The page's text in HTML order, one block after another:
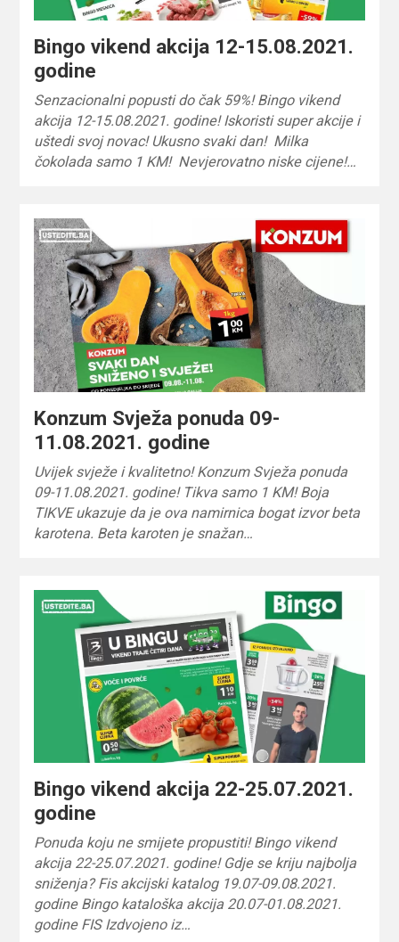
Bingo vikend akcija 12-15.08.2021.
godine
Senzacionalni popusti do čak 59%! Bingo vikend
akcija 12-15.08.2021. godine! Iskoristi super akcije i
uštedi svoj novac! Ukusno svaki dan! Milka
čokolada samo 1 KM! Nevjerovatno niske cijene!…
Konzum Svježa ponuda 09-
11.08.2021. godine
Uvijek svježe i kvalitetno! Konzum Svježa ponuda
09-11.08.2021. godine! Tikva samo 1 KM! Boja
TIKVE ukazuje da je ova namirnica bogat izvor beta
karotena. Beta karoten je snažan…
Bingo vikend akcija 22-25.07.2021.
godine
Ponuda koju ne smijete propustiti! Bingo vikend
akcija 22-25.07.2021. godine! Gdje se kriju najbolja
sniženja? Fis akcijski katalog 19.07-09.08.2021.
godine Bingo kataloška akcija 20.07-01.08.2021.
godine FIS Izdvojeno iz…